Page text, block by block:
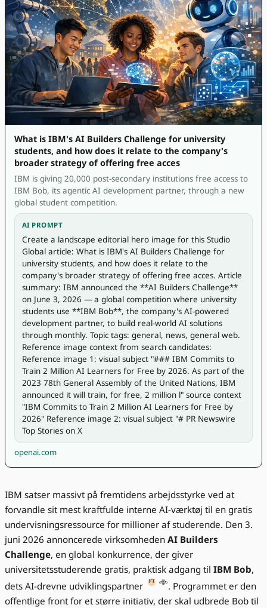
What is IBM's AI Builders Challenge for university
students, and how does it relate to the company's
broader strategy of offering free acces
IBM is giving 20,000 post-secondary institutions free access to
IBM Bob, its agentic AI development partner, through a new
global student competition.
AI PROMPT
Create a landscape editorial hero image for this Studio
Global article: What is IBM's AI Builders Challenge for
university students, and how does it relate to the
company's broader strategy of offering free acces. Article
summary: IBM announced the **AI Builders Challenge**
on June 3, 2026 — a global competition where university
students use **IBM Bob**, the company's AI-powered
development partner, to build real-world AI solutions
through monthly. Topic tags: general, news, general web.
Reference image context from search candidates:
Reference image 1: visual subject "### IBM Commits to
Train 2 Million AI Learners for Free by 2026. As part of the
2023 78th General Assembly of the United Nations, IBM
announced it will train, for free, 2 million l" source context
"IBM Commits to Train 2 Million AI Learners for Free by
2026" Reference image 2: visual subject "# PR Newswire
Top Stories on X
openai.com
IBM satser massivt på fremtidens arbejdsstyrke ved at
forvandle sit mest kraftfulde interne AI-værktøj til en gratis
undervisningsressource for millioner af studerende. Den 3.
juni 2026 annoncerede virksomheden AI Builders
Challenge, en global konkurrence, der giver
universitetsstuderende gratis, praktisk adgang til IBM Bob,
dets AI-drevne udviklingspartner
. Programmet er den
offentlige front for et større initiativ, der skal udbrede Bob til